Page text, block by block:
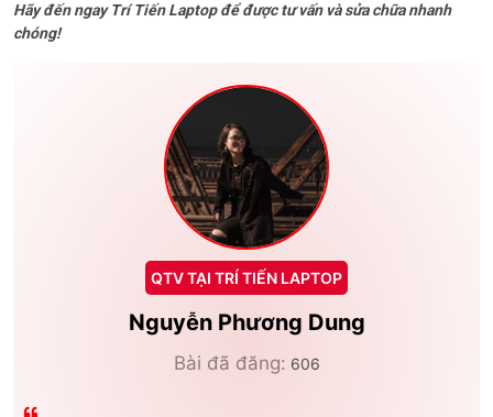
Hãy đến ngay Trí Tiến Laptop để được tư vấn và sửa chữa nhanh
chóng!
QTV TẠI TRÍ TIẾN LAPTOP
Nguyễn Phương Dung
Bài đã đăng: 606